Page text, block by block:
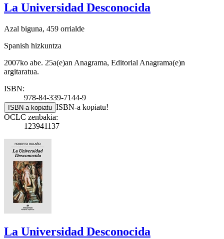
La Universidad Desconocida
Azal biguna, 459 orrialde
Spanish hizkuntza
2007ko abe. 25a(e)an Anagrama, Editorial Anagrama(e)n
argitaratua.
ISBN:
978-84-339-7144-9
ISBN-a kopiatu ISBN-a kopiatu!
OCLC zenbakia:
123941137
La Universidad Desconocida